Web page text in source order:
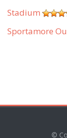
Stadium
Sportamore
©